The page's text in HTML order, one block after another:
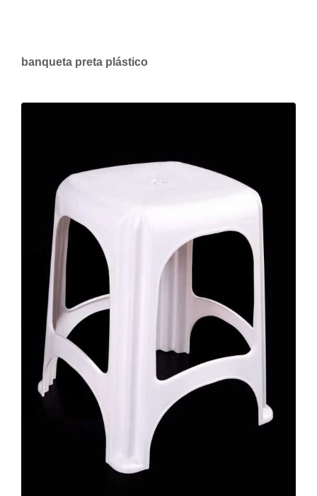
banqueta preta plástico